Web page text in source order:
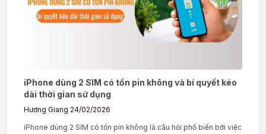
iPhone dùng 2 SIM có tốn pin không và bí quyết kéo
dài thời gian sử dụng
Hương Giang 24/02/2026
iPhone dùng 2 SIM có tốn pin không là câu hỏi phổ biến bởi việc